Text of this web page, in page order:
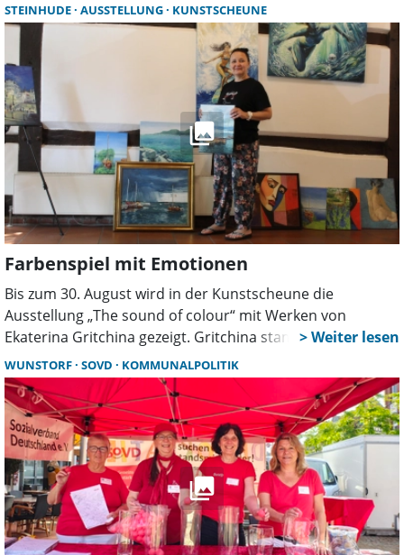
Kunsthandwerk und zahlreiche Mitmachaktionen sorgen
für ein abwechslungsreiches Sommerwochenende.
STEINHUDE AUSSTELLUNG KUNSTSCHEUNE
Farbenspiel mit Emotionen
Bis zum 30. August wird in der Kunstscheune die
Ausstellung „The sound of colour“ mit Werken von
Ekaterina Gritchina gezeigt. Gritchina stammt aus
Russland. 2023 kam sie nach Deutschland und widmet
sich seitdem hauptberuflich der Malerei. In der
Kunstscheune stellt sie zum ersten Mal aus.
WUNSTORF SOVD KOMMUNALPOLITIK